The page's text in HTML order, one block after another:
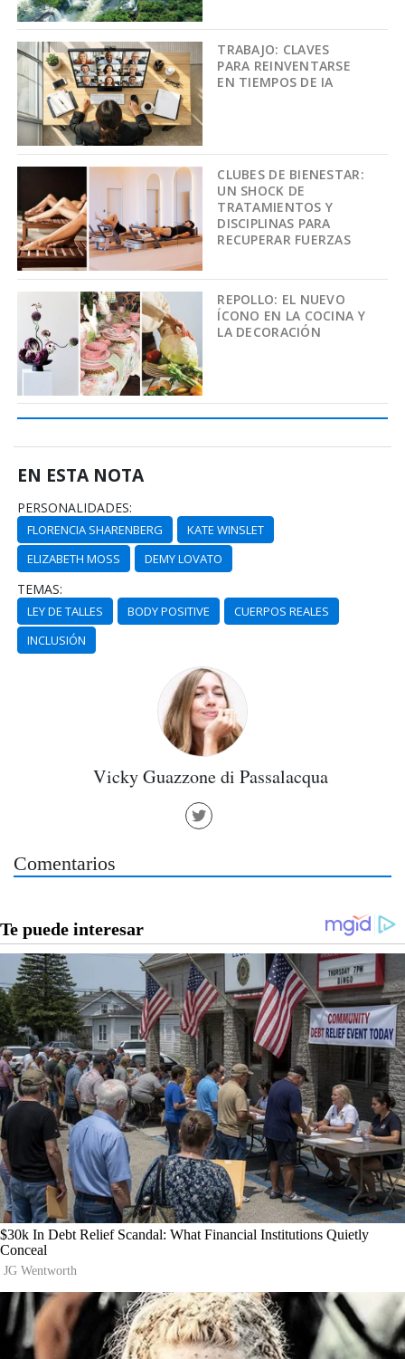
TRABAJO: CLAVES
PARA REINVENTARSE
EN TIEMPOS DE IA
CLUBES DE BIENESTAR:
UN SHOCK DE
TRATAMIENTOS Y
DISCIPLINAS PARA
RECUPERAR FUERZAS
REPOLLO: EL NUEVO
ÍCONO EN LA COCINA Y
LA DECORACIÓN
EN ESTA NOTA
PERSONALIDADES:
FLORENCIA SHARENBERG
KATE WINSLET
ELIZABETH MOSS
DEMY LOVATO
TEMAS:
LEY DE TALLES BODY POSITIVE
CUERPOS REALES
INCLUSIÓN
Vicky Guazzone di Passalacqua
Comentarios